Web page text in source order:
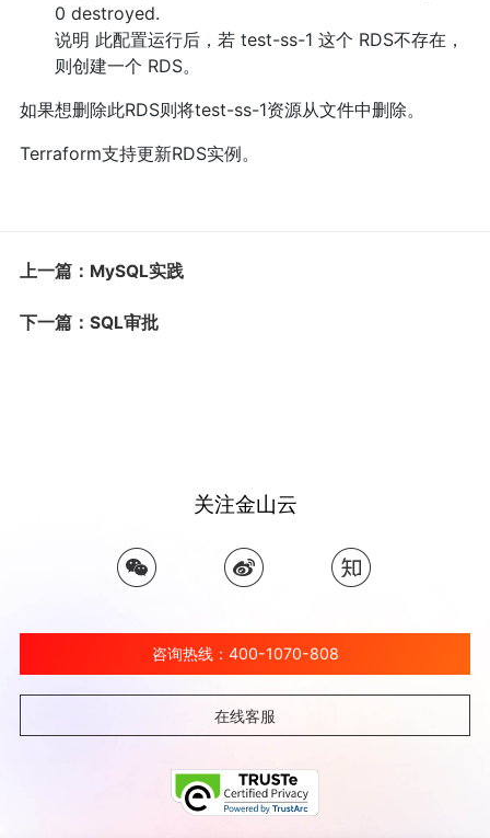
0 destroyed.
说明 此配置运行后，若 test-ss-1 这个 RDS不存在，
则创建一个 RDS。
如果想删除此RDS则将test-ss-1资源从文件中删除。
Terraform支持更新RDS实例。
上一篇：MySQL实践
下一篇：SQL审批
关注金山云
咨询热线：400-1070-808
在线客服